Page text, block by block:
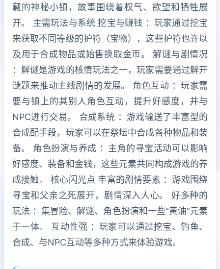
藏的神秘小镇，故事围绕着权气、欲望和牺牲展
开。 主需玩法与系统 挖宝与赚钱 ：玩家通过挖宝
来获取不同等级的护符（宝物），这些护符也许以
及用于合成物品或始售换取金币。 解谜与剧情况
：解谜是游戏的核情玩法之一，玩家需要通过解开
谜题来推动主线剧情的发展。 角色互动 ：玩家需
要与镇上的其别人角色互动，提升好感度，并与
NPC进行交易。 合成系统 ：游戏输送了丰富型的
合成配手段，玩家可以在祭坛中合成各种物品和装
备。 角色扮演与养成 ：主角的寻宝活动可以影响
好感度、装备和金钱，这些元素共同构成游戏的养
成接触。 核心闪光点 丰富的剧情要素 ：游戏围绕
寻宝和父亲之死展开，剧情深入人心。 好多种的
玩法 ：集冒险、解谜、角色扮演和一些“黄油”元素
于一体。 互动性强 ：玩家可以通过挖宝、钓鱼、
合成、与NPC互动等多种方式来体验游戏。